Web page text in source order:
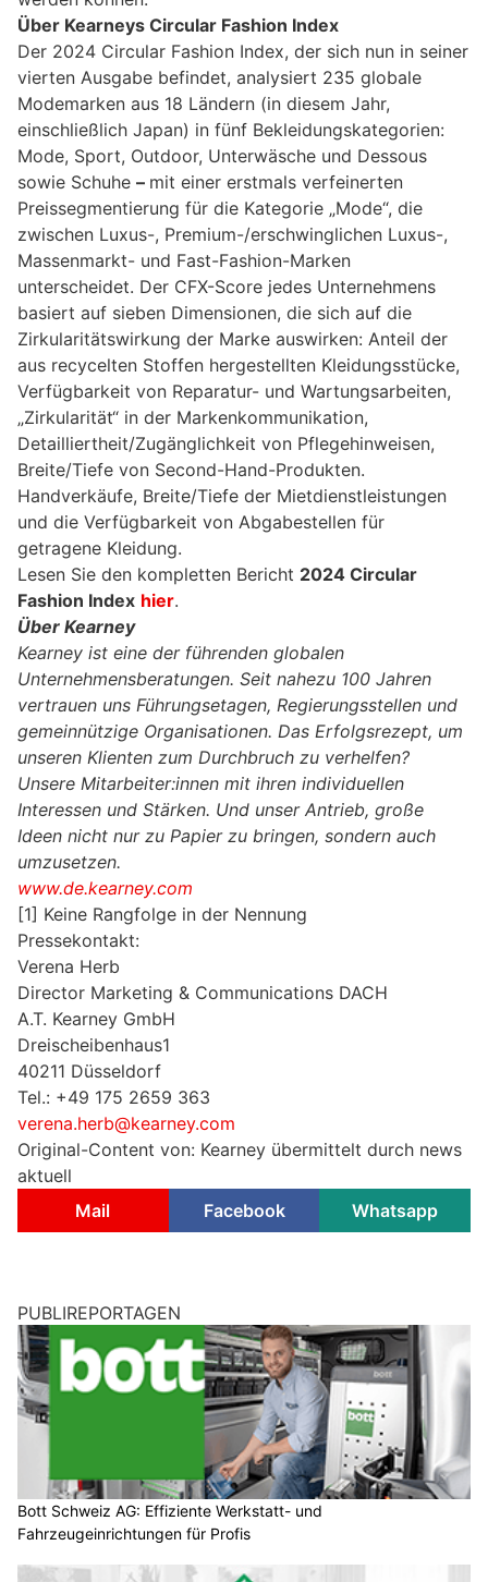
Über Kearneys Circular Fashion Index
Der 2024 Circular Fashion Index, der sich nun in seiner
vierten Ausgabe befindet, analysiert 235 globale
Modemarken aus 18 Ländern (in diesem Jahr,
einschließlich Japan) in fünf Bekleidungskategorien:
Mode, Sport, Outdoor, Unterwäsche und Dessous
sowie Schuhe – mit einer erstmals verfeinerten
Preissegmentierung für die Kategorie „Mode“, die
zwischen Luxus-, Premium-/erschwinglichen Luxus-,
Massenmarkt- und Fast-Fashion-Marken
unterscheidet. Der CFX-Score jedes Unternehmens
basiert auf sieben Dimensionen, die sich auf die
Zirkularitätswirkung der Marke auswirken: Anteil der
aus recycelten Stoffen hergestellten Kleidungsstücke,
Verfügbarkeit von Reparatur- und Wartungsarbeiten,
„Zirkularität“ in der Markenkommunikation,
Detailliertheit/Zugänglichkeit von Pflegehinweisen,
Breite/Tiefe von Second-Hand-Produkten.
Handverkäufe, Breite/Tiefe der Mietdienstleistungen
und die Verfügbarkeit von Abgabestellen für
getragene Kleidung.
Lesen Sie den kompletten Bericht 2024 Circular
Fashion Index hier.
Über Kearney
Kearney ist eine der führenden globalen
Unternehmensberatungen. Seit nahezu 100 Jahren
vertrauen uns Führungsetagen, Regierungsstellen und
gemeinnützige Organisationen. Das Erfolgsrezept, um
unseren Klienten zum Durchbruch zu verhelfen?
Unsere Mitarbeiter:innen mit ihren individuellen
Interessen und Stärken. Und unser Antrieb, große
Ideen nicht nur zu Papier zu bringen, sondern auch
umzusetzen.
www.de.kearney.com
[1] Keine Rangfolge in der Nennung
Pressekontakt:
Verena Herb
Director Marketing & Communications DACH
A.T. Kearney GmbH
Dreischeibenhaus1
40211 Düsseldorf
Tel.: +49 175 2659 363
verena.herb@kearney.com
Original-Content von: Kearney übermittelt durch news
aktuell
Mail
Facebook Whatsapp
PUBLIREPORTAGEN
Bott Schweiz AG: Effiziente Werkstatt- und
Fahrzeugeinrichtungen für Profis